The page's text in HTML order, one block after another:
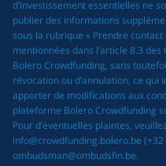
d’investissement essentielles ne
publier des informations
sous la rubrique « Prendre
mentionnées dans l’article 8.3
Bolero Crowdfunding, sans
révocation ou d’annulation, ce qui
apporter de modifications aux
plateforme Bolero Crowdfunding
Pour d’éventuelles plaintes,
info@crowdfunding.bolero.be
ombudsman@ombudsfin.be.